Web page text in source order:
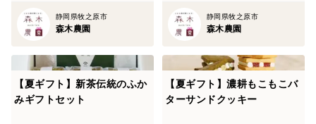
ツヤの良い茶葉に育ちます。
＜品種など＞
■やぶきた
静岡県牧之原市
森木農園
静岡県牧之原市
森木農園
【夏ギフト】新茶伝統のふか
みギフトセット
【夏ギフト】濃耕もこもこバ
ターサンドクッキー